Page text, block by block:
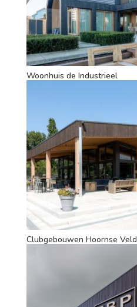
Woonhuis de Industrieel
Clubgebouwen Hoornse Veld